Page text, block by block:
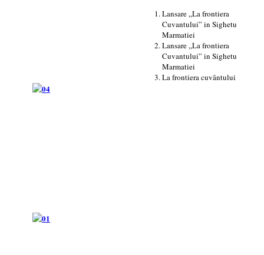
Lansare „La frontiera
Cuvantului” in Sighetu
Marmatiei
Lansare „La frontiera
Cuvantului” in Sighetu
Marmatiei
La frontiera cuvântului